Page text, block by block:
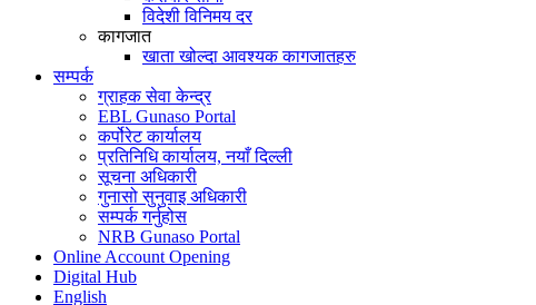
विदेशी विनिमय दर
कागजात
खाता खोल्दा आवश्यक कागजातहरु
सम्पर्क
ग्राहक सेवा केन्द्र
EBL Gunaso Portal
कर्पोरेट कार्यालय
प्रतिनिधि कार्यालय, नयाँ दिल्ली
सूचना अधिकारी
गुनासो सुनुवाइ अधिकारी
सम्पर्क गर्नुहोस
NRB Gunaso Portal
Online Account Opening
Digital Hub
English